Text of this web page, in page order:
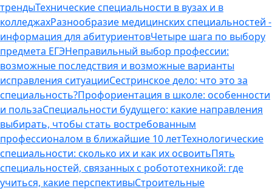
трендыТехнические специальности в вузах и в
колледжахРазнообразие медицинских специальностей -
информация для абитуриентовЧетыре шага по выбору
предмета ЕГЭНеправильный выбор профессии:
возможные последствия и возможные варианты
исправления ситуацииСестринское дело: что это за
специальность?Профориентация в школе: особенности
и пользаСпециальности будущего: какие направления
выбирать, чтобы стать востребованным
профессионалом в ближайшие 10 летТехнологические
специальности: сколько их и как их освоитьПять
специальностей, связанных с робототехникой: где
учиться, какие перспективыСтроительные